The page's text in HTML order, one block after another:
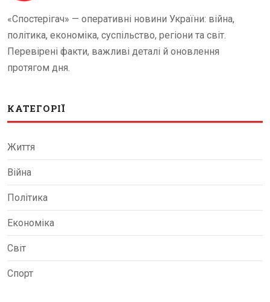
«Спостерігач» — оперативні новини України: війна,
політика, економіка, суспільство, регіони та світ.
Перевірені факти, важливі деталі й оновлення
протягом дня.
КАТЕГОРІЇ
Життя
Війна
Політика
Економіка
Світ
Спорт